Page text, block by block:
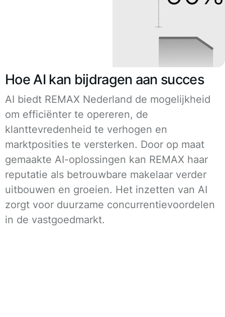
Hoe AI kan bijdragen aan succes
AI biedt REMAX Nederland de mogelijkheid
om efficiënter te opereren, de
klanttevredenheid te verhogen en
marktposities te versterken. Door op maat
gemaakte AI-oplossingen kan REMAX haar
reputatie als betrouwbare makelaar verder
uitbouwen en groeien. Het inzetten van AI
zorgt voor duurzame concurrentievoordelen
in de vastgoedmarkt.